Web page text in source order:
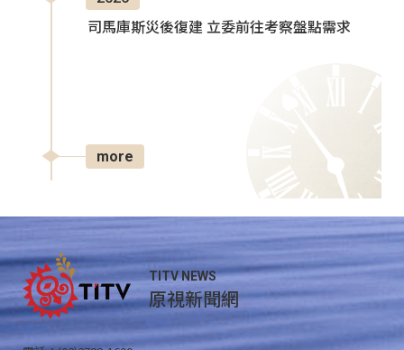
司馬庫斯災後復建 立委前往考察盤點需求
more
TITV NEWS
原視新聞網